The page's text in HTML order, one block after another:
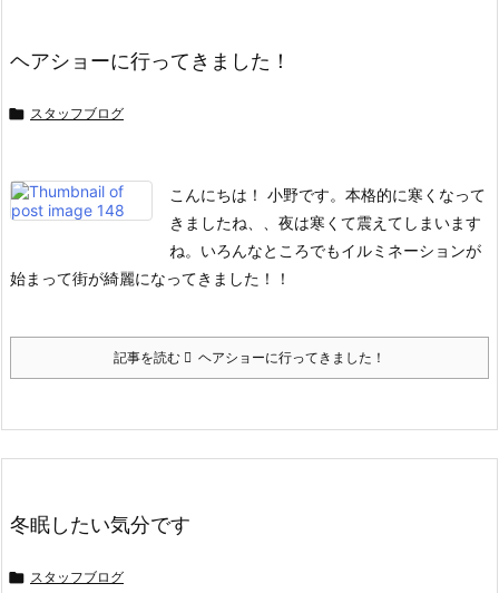
ヘアショーに行ってきました！
 スタッフブログ
こんにちは！ 小野です。 本格的に寒くなって
きましたね、、夜は寒くて震えてしまいます
ね。 いろんなところでもイルミネーションが
始まって街が綺麗になってきました！！
記事を読む ヘアショーに行ってきました！
冬眠したい気分です
 スタッフブログ